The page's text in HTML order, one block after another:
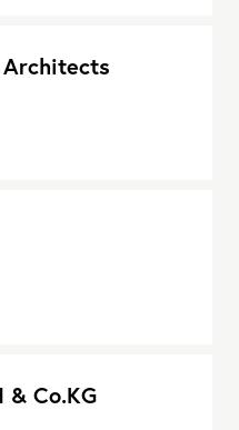
Architects
& Co.KG